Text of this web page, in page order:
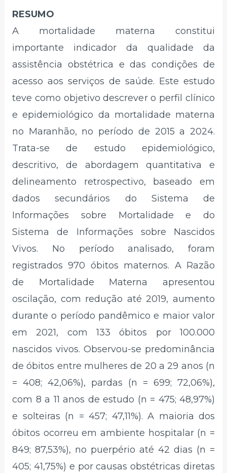
RESUMO
A mortalidade materna constitui
importante indicador da qualidade da
assistência obstétrica e das condições de
acesso aos serviços de saúde. Este estudo
teve como objetivo descrever o perfil clínico
e epidemiológico da mortalidade materna
no Maranhão, no período de 2015 a 2024.
Trata-se de estudo epidemiológico,
descritivo, de abordagem quantitativa e
delineamento retrospectivo, baseado em
dados secundários do Sistema de
Informações sobre Mortalidade e do
Sistema de Informações sobre Nascidos
Vivos. No período analisado, foram
registrados 970 óbitos maternos. A Razão
de Mortalidade Materna apresentou
oscilação, com redução até 2019, aumento
durante o período pandêmico e maior valor
em 2021, com 133 óbitos por 100.000
nascidos vivos. Observou-se predominância
de óbitos entre mulheres de 20 a 29 anos (n
= 408; 42,06%), pardas (n = 699; 72,06%),
com 8 a 11 anos de estudo (n = 475; 48,97%)
e solteiras (n = 457; 47,11%). A maioria dos
óbitos ocorreu em ambiente hospitalar (n =
849; 87,53%), no puerpério até 42 dias (n =
405; 41,75%) e por causas obstétricas diretas